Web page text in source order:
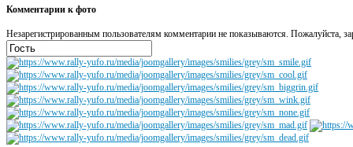
Комментарии к фото
Незарегистрированным пользователям комментарии не показываются. Пожалуйста,